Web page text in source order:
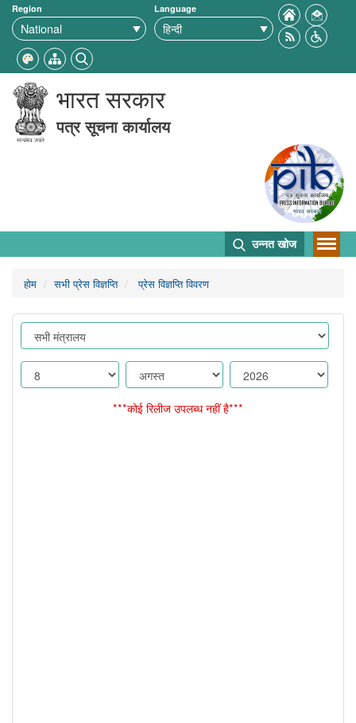
Region Language
भारत सरकार
पत्र सूचना कार्यालय
उन्नत खोज
होम सभी प्रेस विज्ञप्ति प्रेस विज्ञप्ति विवरण
***कोई रिलीज उपलब्ध नहीं है***